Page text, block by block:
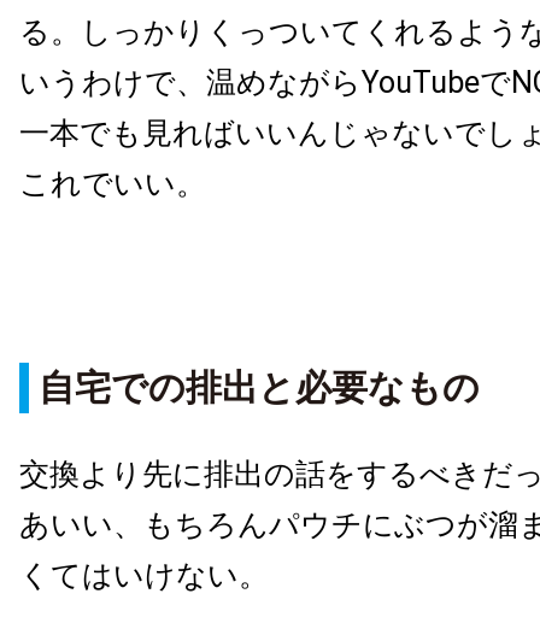
る。しっかりくっついてくれるよう
いうわけで、温めながらYouTubeで
一本でも見ればいいんじゃないでし
これでいい。
自宅での排出と必要なもの
交換より先に排出の話をするべきだ
あいい、もちろんパウチにぶつが溜
くてはいけない。